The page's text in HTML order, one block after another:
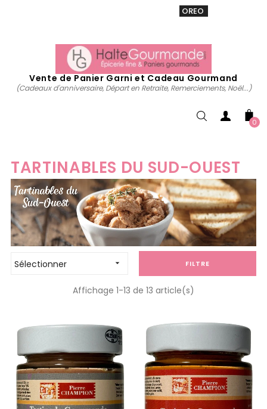
OREO
Vente de Panier Garni et Cadeau Gourmand
(Cadeaux d'anniversaire, Départ en Retraite, Remerciements, Noël...)
0
TARTINABLES DU SUD-OUEST
Sélectionner  FILTRE
Affichage 1-13 de 13 article(s)